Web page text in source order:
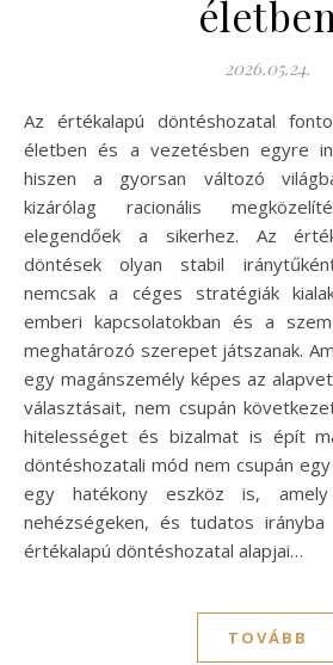
életben
2026.05.24.
Az értékalapú döntéshozatal fontossága a mindennapi
életben és a vezetésben egyre
hiszen a gyorsan változó
kizárólag racionális
elegendőek a sikerhez. Az
döntések olyan stabil
nemcsak a céges stratégiák
emberi kapcsolatokban és a
meghatározó szerepet játszanak.
egy magánszemély képes az
választásait, nem csupán
hitelességet és bizalmat is épít
döntéshozatali mód nem csupán
egy hatékony eszköz is,
nehézségeken, és tudatos
értékalapú döntéshozatal alapjai…
TOVÁBB